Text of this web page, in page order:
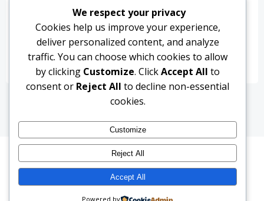
zugeschrieben, die nicht hart arbeiten muss. In
diesem Beitrag […]
read more
© 2026 Oliver Paegelow. Created for free using
WordPress andColibri
We respect your privacy
Cookies help us improve your experience,
deliver personalized content, and analyze
traffic. You can choose which cookies to allow
by clicking Customize. ClickAccept All to
consent or Reject All to decline non-essential
cookies.
Customize
Reject All
Accept All
Powered by